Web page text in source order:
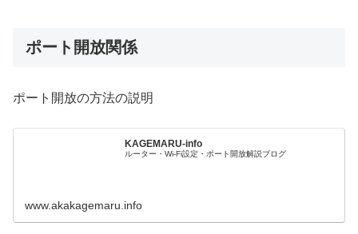
ポート開放関係
ポート開放の方法の説明
KAGEMARU-info
ルーター・Wi-Fi設定・ポート開放解説ブログ
www.akakagemaru.info